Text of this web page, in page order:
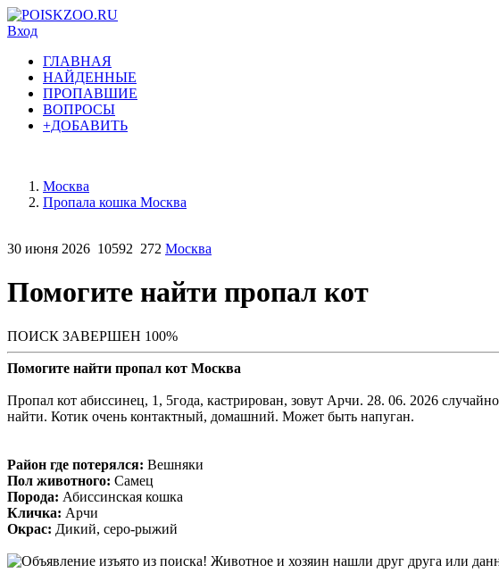
Вход
ГЛАВНАЯ
НАЙДЕННЫЕ
ПРОПАВШИЕ
ВОПРОСЫ
+ДОБАВИТЬ
Москва
Пропала кошка Москва
30 июня 2026 10592 272 Москва
Помогите найти пропал кот
ПОИСК ЗАВЕРШЕН 100%
Помогите найти пропал кот Москва
Пропал кот абиссинец, 1, 5года, кастрирован, зовут Арчи. 28. 06. 2026
найти. Котик очень контактный, домашний. Может быть напуган.
Район где потерялся: Вешняки
Пол животного: Самец
Порода: Абиссинская кошка
Кличка: Арчи
Окрас: Дикий, серо-рыжий